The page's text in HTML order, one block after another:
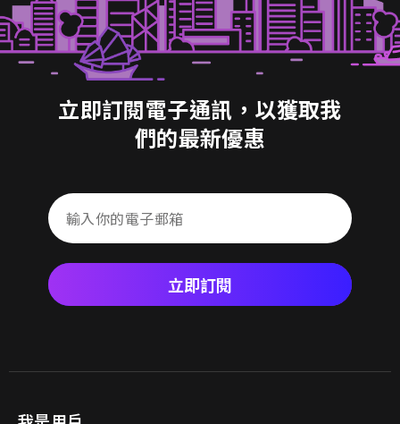
立即訂閱電子通訊，以獲取我
們的最新優惠
立即訂閱